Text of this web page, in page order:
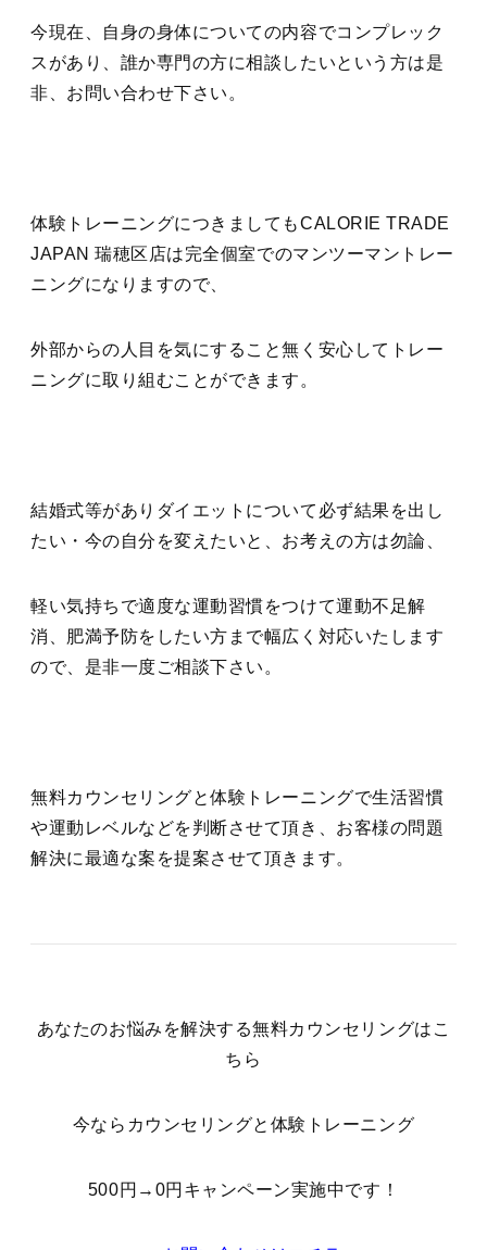
今現在、自身の身体についての内容でコンプレック
スがあり、誰か専門の方に相談したいという方は是
非、お問い合わせ下さい。
体験トレーニングにつきましてもCALORIE TRADE
JAPAN 瑞穂区店は完全個室でのマンツーマントレー
ニングになりますので、
外部からの人目を気にすること無く安心してトレー
ニングに取り組むことができます。
結婚式等がありダイエットについて必ず結果を出し
たい・今の自分を変えたいと、お考えの方は勿論、
軽い気持ちで適度な運動習慣をつけて運動不足解
消、肥満予防をしたい方まで幅広く対応いたします
ので、是非一度ご相談下さい。
無料カウンセリングと体験トレーニングで生活習慣
や運動レベルなどを判断させて頂き、お客様の問題
解決に最適な案を提案させて頂きます。
あなたのお悩みを解決する無料カウンセリングはこ
ちら
今ならカウンセリングと体験トレーニング
500円→0円キャンペーン実施中です！